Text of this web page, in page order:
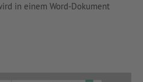
in einem Word-Dokument